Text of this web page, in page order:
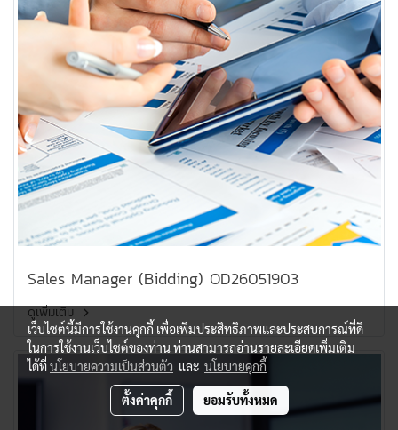
Sales Manager (Bidding) OD26051903
ดูเพิ่มเติม
เว็บไซต์นี้มีการใช้งานคุกกี้ เพื่อเพิ่มประสิทธิภาพและประสบการณ์ที่ดี
ในการใช้งานเว็บไซต์ของท่าน ท่านสามารถอ่านรายละเอียดเพิ่มเติม
ได้ที่นโยบายความเป็นส่วนตัว และ นโยบายคุกกี้
ตั้งค่าคุกกี้ ยอมรับทั้งหมด